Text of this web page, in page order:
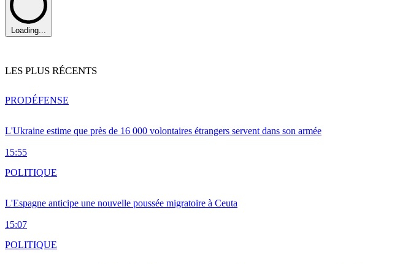
Loading...
LES PLUS RÉCENTS
L'Ukraine estime que près de 16 000 volontaires étrangers servent dans son armée
15:55
PRODÉFENSE
L'Espagne anticipe une nouvelle poussée migratoire à Ceuta
15:07
POLITIQUE
POLITIQUE